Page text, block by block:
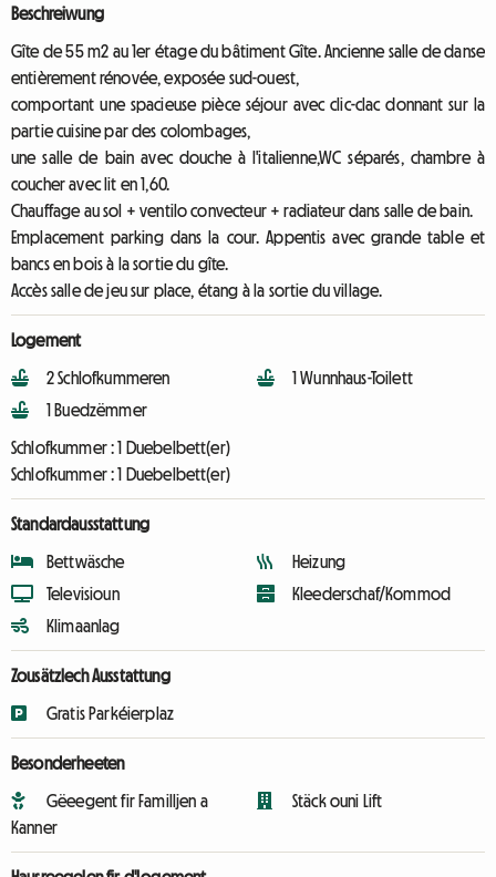
Beschreiwung
Gîte de 55 m2 au 1er étage du bâtiment Gîte. Ancienne salle de danse
entièrement rénovée, exposée sud-ouest,
comportant une spacieuse pièce séjour avec clic-clac donnant sur la
partie cuisine par des colombages,
une salle de bain avec douche à l'italienne,WC séparés, chambre à
coucher avec lit en 1,60.
Chauffage au sol + ventilo convecteur + radiateur dans salle de bain.
Emplacement parking dans la cour. Appentis avec grande table et
bancs en bois à la sortie du gîte.
Accès salle de jeu sur place, étang à la sortie du village.
Logement
2 Schlofkummeren
1 Buedzëmmer
1 Wunnhaus-Toilett
Schlofkummer :1 Duebelbett(er)
Schlofkummer :1 Duebelbett(er)
Standardausstattung
Bettwäsche
Televisioun
Klimaanlag
Heizung
Kleederschaf/Kommod
Zousätzlech Ausstattung
Gratis Parkéierplaz
Besonderheeten
Gëeegent fir Familljen a
Kanner
Stäck ouni Lift